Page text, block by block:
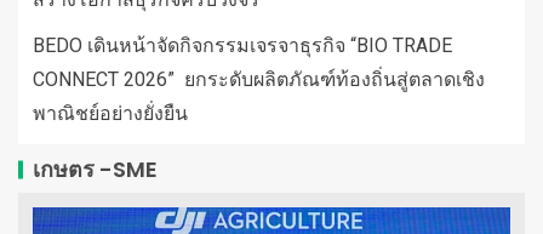
BEDO เดินหน้าจัดกิจกรรมเจรจาธุรกิจ “BIO TRADE
CONNECT 2026” ยกระดับผลิตภัณฑ์ท้องถิ่นสู่ตลาดเชิง
พาณิชย์อย่างยั่งยืน
เกษตร -SME